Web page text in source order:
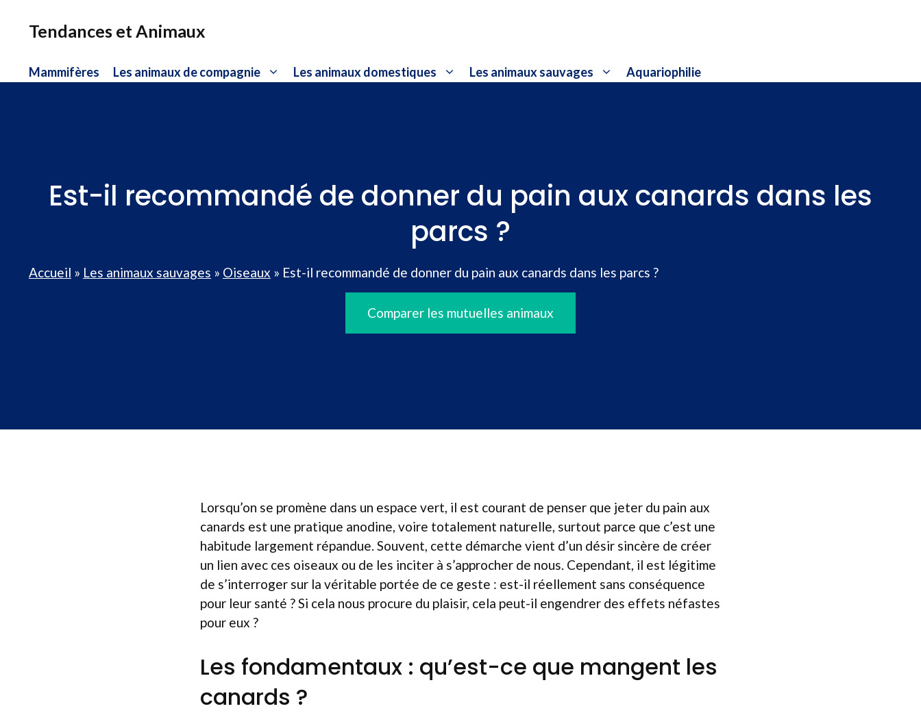
Tendances et Animaux
Mammifères Les animaux de compagnie Les animaux domestiques Les animaux sauvages Aquariophilie
Est-il recommandé de donner du pain aux canards dans les
parcs ?
Accueil » Les animaux sauvages » Oiseaux » Est-il recommandé de donner du pain aux canards dans les parcs ?
Comparer les mutuelles animaux
Lorsqu’on se promène dans un espace vert, il est courant de penser que jeter du pain aux
canards est une pratique anodine, voire totalement naturelle, surtout parce que c’est une
habitude largement répandue. Souvent, cette démarche vient d’un désir sincère de créer
un lien avec ces oiseaux ou de les inciter à s’approcher de nous. Cependant, il est légitime
de s’interroger sur la véritable portée de ce geste : est-il réellement sans conséquence
pour leur santé ? Si cela nous procure du plaisir, cela peut-il engendrer des effets néfastes
pour eux ?
Les fondamentaux : qu’est-ce que mangent les
canards ?